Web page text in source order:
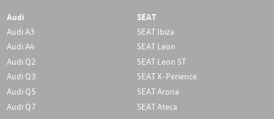
Audi
Audi A3
Audi A4
Audi Q2
Audi Q3
Audi Q5
Audi Q7
SEAT
SEAT Ibiza
SEAT Leon
SEAT Leon ST
SEAT X-Perience
SEAT Arona
SEAT Ateca